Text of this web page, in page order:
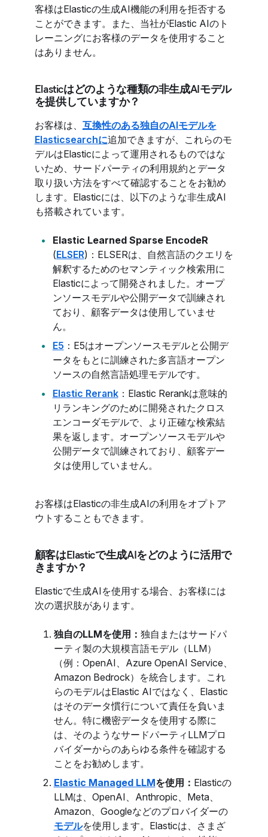
客様はElasticの生成AI機能の利用を拒否する
ことができます。また、当社がElastic AIのト
レーニングにお客様のデータを使用すること
はありません。
Elasticはどのような種類の非生成AIモデル
を提供していますか？
お客様は、 互換性のある独自のAIモデルを
Elasticsearchに追加できますが、これらのモ
デルはElasticによって運用されるものではな
いため、サードパーティの利用規約とデータ
取り扱い方法をすべて確認することをお勧め
します。Elasticには、以下のような非生成AI
も搭載されています。
Elastic Learned Sparse EncodeR
(ELSER)：ELSERは、自然言語のクエリを
解釈するためのセマンティック検索用に
Elasticによって開発されました。オープ
ンソースモデルや公開データで訓練され
ており、顧客データは使用していませ
ん。
E5 ：E5はオープンソースモデルと公開デ
ータをもとに訓練された多言語オープン
ソースの自然言語処理モデルです。
Elastic Rerank：Elastic Rerankは意味的
リランキングのために開発されたクロス
エンコーダモデルで、より正確な検索結
果を返します。オープンソースモデルや
公開データで訓練されており、顧客デー
タは使用していません。
お客様はElasticの非生成AIの利用をオプトア
ウトすることもできます。
顧客はElasticで生成AIをどのように活用で
きますか？
Elasticで生成AIを使用する場合、お客様には
次の選択肢があります。
独自のLLMを使用： 独自またはサードパ
ーティ製の大規模言語モデル（LLM）
（例：OpenAI、Azure OpenAI Service、
Amazon Bedrock）を統合します。これ
らのモデルはElastic AIではなく、Elastic
はそのデータ慣行について責任を負いま
せん。特に機密データを使用する際に
は、そのようなサードパーティLLMプロ
バイダーからのあらゆる条件を確認する
ことをお勧めします。
Elastic Managed LLMを使用： Elasticの
LLMは、OpenAI、Anthropic、Meta、
Amazon、Googleなどのプロバイダーの
モデルを使用します。Elasticは、さまざ